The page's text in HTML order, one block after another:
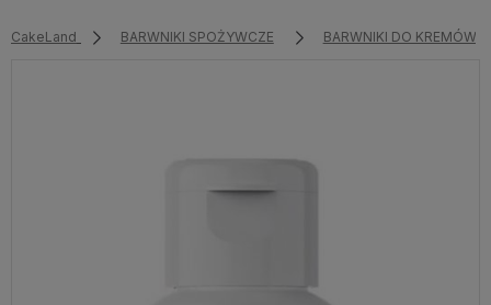
Wybierz coś dla siebie z naszej aktualnej oferty lub
CakeLand BARWNIKI SPOŻYWCZE BARWNIKI DO KREMÓW